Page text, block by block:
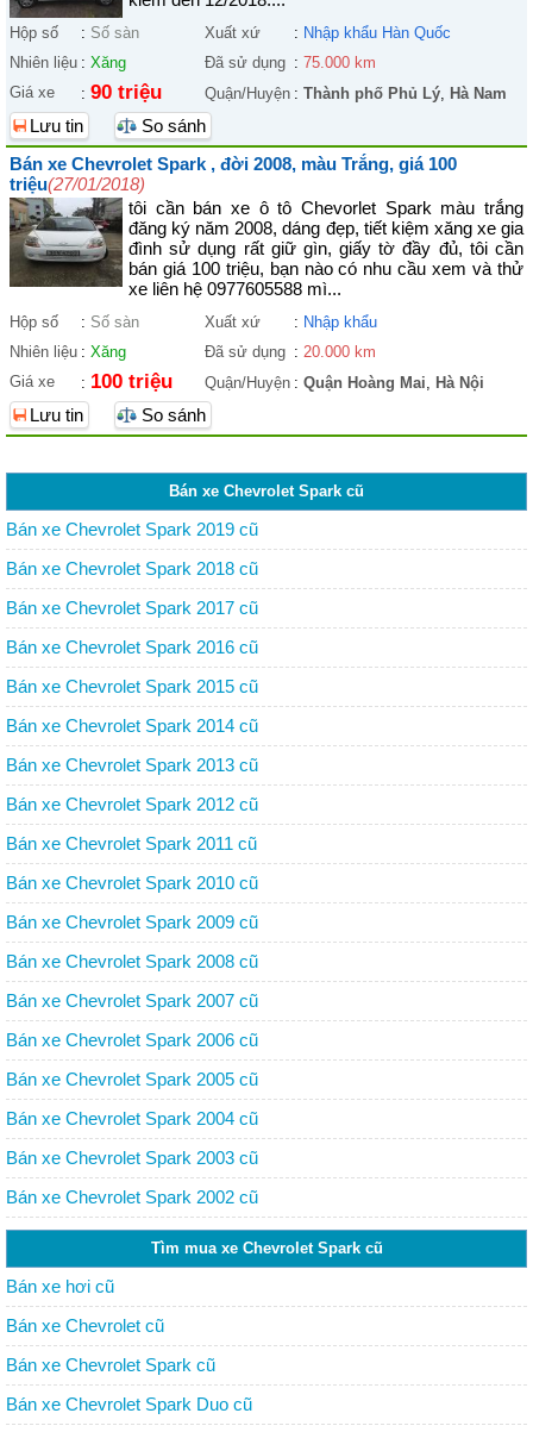
Hộp số : Số sàn Xuất xứ : Nhập khẩu Hàn Quốc
Nhiên liệu : Xăng Đã sử dụng : 75.000 km
Giá xe
: 90 triệu Quận/Huyện : Thành phố Phủ Lý, Hà Nam
Lưu tin
So sánh
Bán xe Chevrolet Spark , đời 2008, màu Trắng, giá 100
triệu(27/01/2018)
tôi cần bán xe ô tô Chevorlet Spark màu trắng
đăng ký năm 2008, dáng đẹp, tiết kiệm xăng xe gia
đình sử dụng rất giữ gìn, giấy tờ đầy đủ, tôi cần
bán giá 100 triệu, bạn nào có nhu cầu xem và thử
xe liên hệ 0977605588 mì...
Hộp số : Số sàn Xuất xứ : Nhập khẩu
Nhiên liệu : Xăng Đã sử dụng : 20.000 km
Giá xe
: 100 triệu Quận/Huyện : Quận Hoàng Mai, Hà Nội
Lưu tin So sánh
Bán xe Chevrolet Spark cũ
Bán xe Chevrolet Spark 2019 cũ
Bán xe Chevrolet Spark 2018 cũ
Bán xe Chevrolet Spark 2017 cũ
Bán xe Chevrolet Spark 2016 cũ
Bán xe Chevrolet Spark 2015 cũ
Bán xe Chevrolet Spark 2014 cũ
Bán xe Chevrolet Spark 2013 cũ
Bán xe Chevrolet Spark 2012 cũ
Bán xe Chevrolet Spark 2011 cũ
Bán xe Chevrolet Spark 2010 cũ
Bán xe Chevrolet Spark 2009 cũ
Bán xe Chevrolet Spark 2008 cũ
Bán xe Chevrolet Spark 2007 cũ
Bán xe Chevrolet Spark 2006 cũ
Bán xe Chevrolet Spark 2005 cũ
Bán xe Chevrolet Spark 2004 cũ
Bán xe Chevrolet Spark 2003 cũ
Bán xe Chevrolet Spark 2002 cũ
Tìm mua xe Chevrolet Spark cũ
Bán xe hơi cũ
Bán xe Chevrolet cũ
Bán xe Chevrolet Spark cũ
Bán xe Chevrolet Spark Duo cũ